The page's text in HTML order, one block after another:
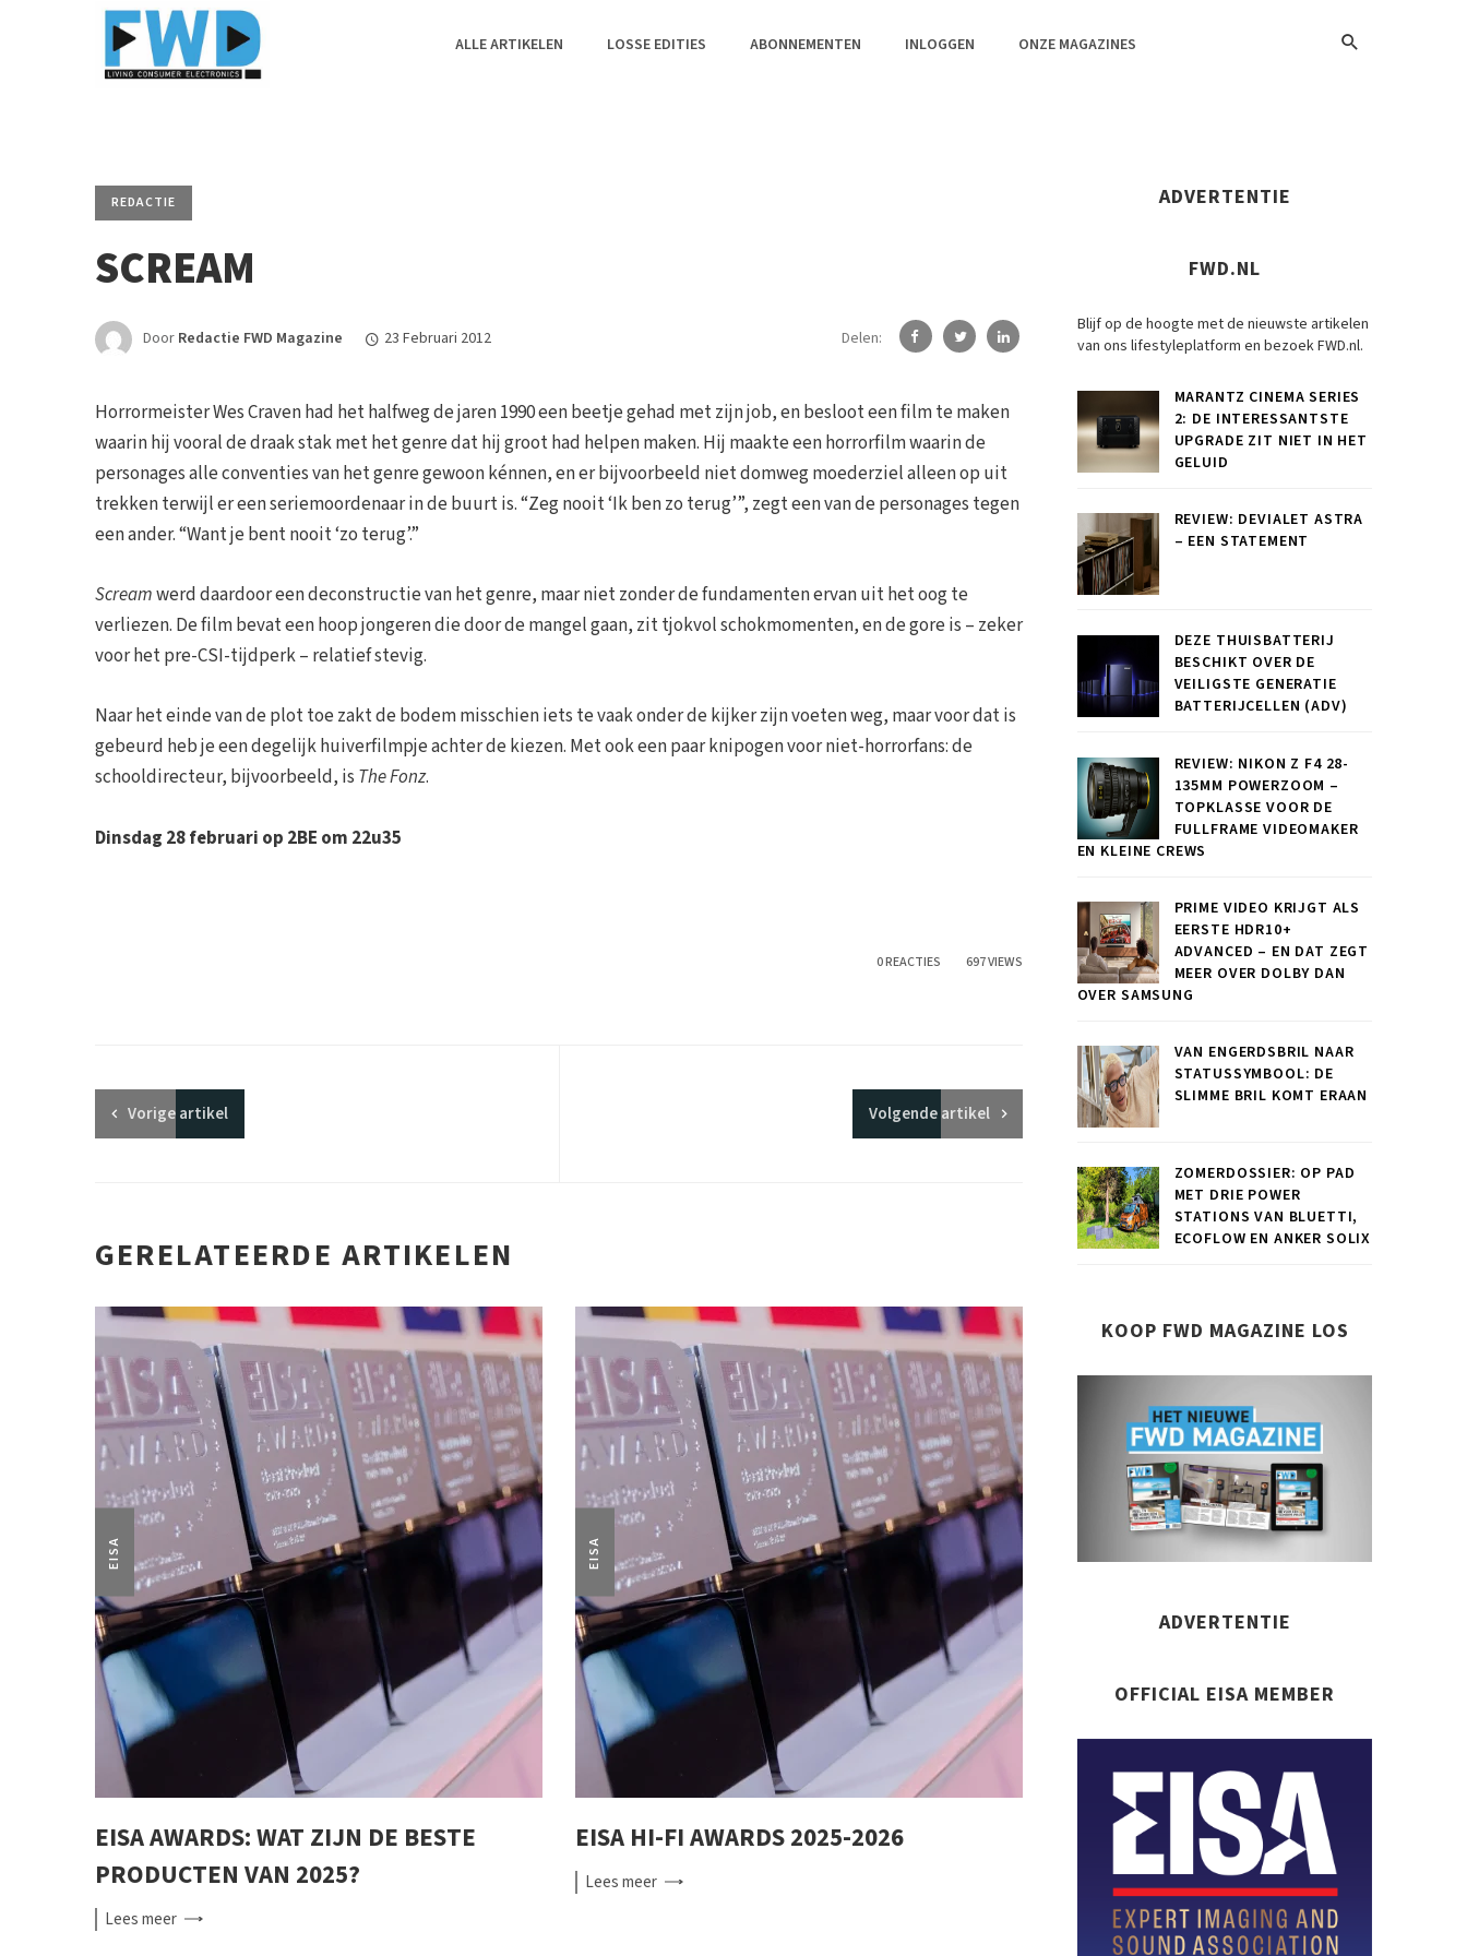
ALLE ARTIKELEN LOSSE EDITIES ABONNEMENTEN INLOGGEN ONZE MAGAZINES
REDACTIE
SCREAM
Door Redactie FWD Magazine 23 Februari 2012 Delen:
Horrormeister Wes Craven had het halfweg de jaren 1990 een beetje gehad met zijn job, en besloot een film te maken
waarin hij vooral de draak stak met het genre dat hij groot had helpen maken. Hij maakte een horrorfilm waarin de
personages alle conventies van het genre gewoon kénnen, en er bijvoorbeeld niet domweg moederziel alleen op uit
trekken terwijl er een seriemoordenaar in de buurt is. “Zeg nooit ‘Ik ben zo terug’”, zegt een van de personages tegen
een ander. “Want je bent nooit ‘zo terug’.”
Screamwerd daardoor een deconstructie van het genre, maar niet zonder de fundamenten ervan uit het oog te
verliezen. De film bevat een hoop jongeren die door de mangel gaan, zit tjokvol schokmomenten, en de gore is – zeker
voor het pre-CSI-tijdperk – relatief stevig.
Naar het einde van de plot toe zakt de bodem misschien iets te vaak onder de kijker zijn voeten weg, maar voor dat is
gebeurd heb je een degelijk huiverfilmpje achter de kiezen. Met ook een paar knipogen voor niet-horrorfans: de
schooldirecteur, bijvoorbeeld, is The Fonz.
Dinsdag 28 februari op 2BE om 22u35
0 REACTIES 697 VIEWS
Vorigeartikel Volgendeartikel
GERELATEERDE ARTIKELEN
EISA
EISA AWARDS: WAT ZIJN DE BESTE
PRODUCTEN VAN 2025?
Leesmeer
EISA
EISA HI-FI AWARDS 2025-2026
Leesmeer
ADVERTENTIE
FWD.NL
Blijf op de hoogte met de nieuwste artikelen
van ons lifestyleplatform en bezoek FWD.nl.
MARANTZ CINEMA SERIES
2: DE INTERESSANTSTE
UPGRADE ZIT NIET IN HET
GELUID
REVIEW: DEVIALET ASTRA
– EEN STATEMENT
DEZE THUISBATTERIJ
BESCHIKT OVER DE
VEILIGSTE GENERATIE
BATTERIJCELLEN (ADV)
REVIEW: NIKON Z F4 28-
135MM POWERZOOM –
TOPKLASSE VOOR DE
FULLFRAME VIDEOMAKER
EN KLEINE CREWS
PRIME VIDEO KRIJGT ALS
EERSTE HDR10+
ADVANCED – EN DAT ZEGT
MEER OVER DOLBY DAN
OVER SAMSUNG
VAN ENGERDSBRIL NAAR
STATUSSYMBOOL: DE
SLIMME BRIL KOMT ERAAN
ZOMERDOSSIER: OP PAD
MET DRIE POWER
STATIONS VAN BLUETTI,
ECOFLOW EN ANKER SOLIX
KOOP FWD MAGAZINE LOS
ADVERTENTIE
OFFICIAL EISA MEMBER